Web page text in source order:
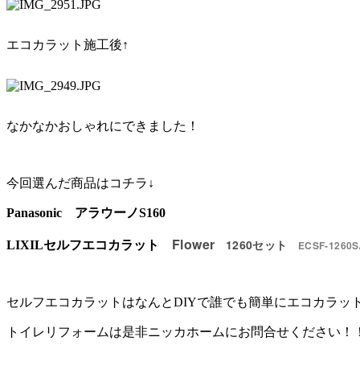
エコカラット施工後↑
なかなかおしゃれにできました！
今回選んだ商品はコチラ↓
Panasonic アラウーノS160
LIXILセルフエコカラット Flower 1260セット
セルフエコカラットはなんとDIYで誰でも簡単にエコカラッ
トイレリフォームは是非ニッカホームにお問合せください！！